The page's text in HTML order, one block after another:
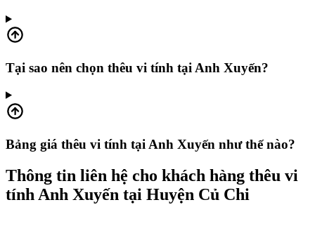
Tại sao nên chọn thêu vi tính tại Anh Xuyến?
Bảng giá thêu vi tính tại Anh Xuyến như thế nào?
Thông tin liên hệ cho khách hàng thêu vi
tính Anh Xuyến tại Huyện Củ Chi